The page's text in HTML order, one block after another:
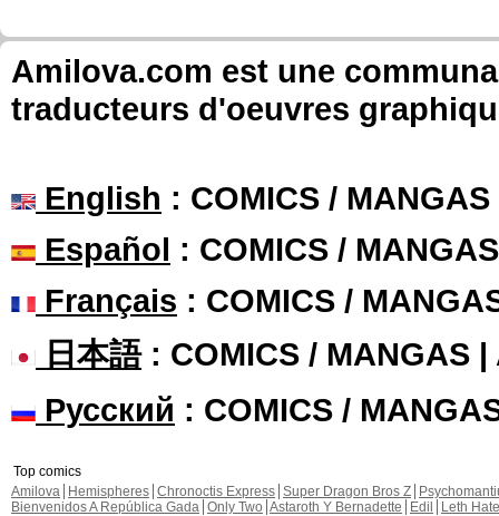
Amilova.com est une
traducteurs d'oeuvres
English : COMICS /
Español : COMICS /
Français : COMICS /
日本語: COMICS / MANGAS |
Русский : COMICS /
Top comics
Amilova
Hemispheres Chronoctis Express Super Dragon Bros Z
Bienvenidos A República Gada Only Two Astaroth Y Bernadette Edil
Leth Hate